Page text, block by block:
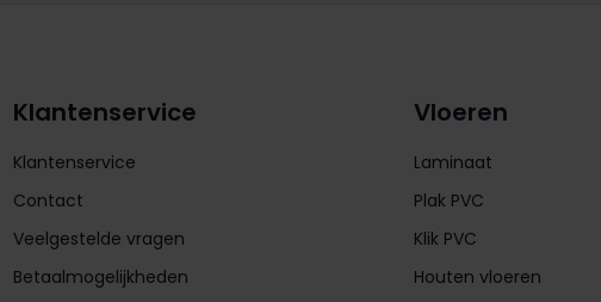
Klantenservice
Klantenservice
Contact
Veelgestelde vragen
Betaalmogelijkheden
Vloeren
Laminaat
Plak PVC
Klik PVC
Houten vloeren